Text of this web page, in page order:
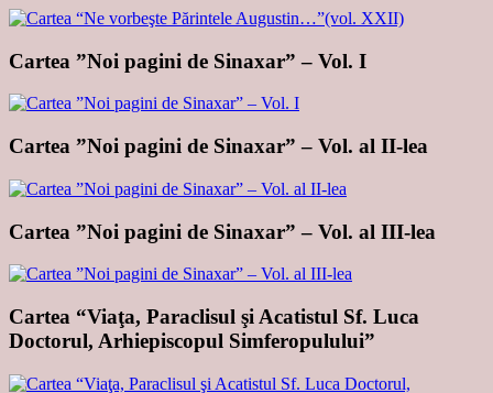
Cartea ”Noi pagini de Sinaxar” – Vol. I
Cartea ”Noi pagini de Sinaxar” – Vol. al II-lea
Cartea ”Noi pagini de Sinaxar” – Vol. al III-lea
Cartea “Viaţa, Paraclisul şi Acatistul Sf. Luca
Doctorul, Arhiepiscopul Simferopulului”